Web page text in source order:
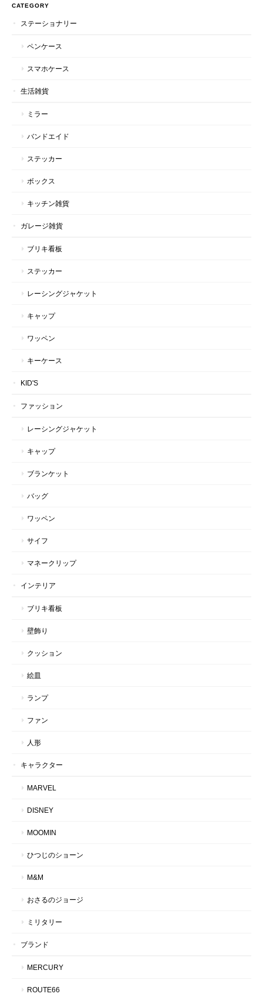
CATEGORY
ステーショナリー
ペンケース
スマホケース
生活雑貨
ミラー
バンドエイド
ステッカー
ボックス
キッチン雑貨
ガレージ雑貨
ブリキ看板
ステッカー
レーシングジャケット
キャップ
ワッペン
キーケース
KID'S
ファッション
レーシングジャケット
キャップ
ブランケット
バッグ
ワッペン
サイフ
マネークリップ
インテリア
ブリキ看板
壁飾り
クッション
絵皿
ランプ
ファン
人形
キャラクター
MARVEL
DISNEY
MOOMIN
ひつじのショーン
M&M
おさるのジョージ
ミリタリー
ブランド
MERCURY
ROUTE66